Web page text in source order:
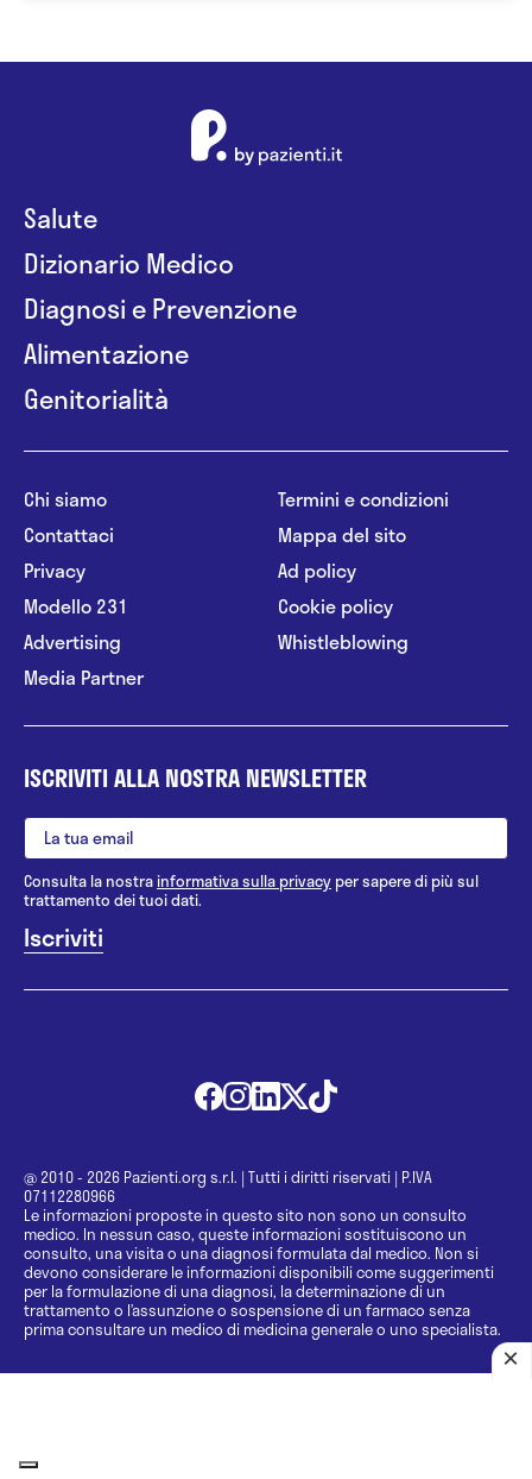
Salute
Dizionario Medico
Diagnosi e Prevenzione
Alimentazione
Genitorialità
Chi siamo
Contattaci
Privacy
Modello 231
Advertising
Media Partner
Termini e condizioni
Mappa del sito
Ad policy
Cookie policy
Whistleblowing
ISCRIVITI ALLA NOSTRA NEWSLETTER
Consulta la nostrainformativa sulla privacy per sapere di più sul
trattamento dei tuoi dati.
@ 2010 - 2026 Pazienti.org s.r.l. | Tutti i diritti riservati | P.IVA
07112280966
Le informazioni proposte in questo sito non sono un consulto
medico. In nessun caso, queste informazioni sostituiscono un
consulto, una visita o una diagnosi formulata dal medico. Non si
devono considerare le informazioni disponibili come suggerimenti
per la formulazione di una diagnosi, la determinazione di un
trattamento o l’assunzione o sospensione di un farmaco senza
prima consultare un medico di medicina generale o uno specialista.